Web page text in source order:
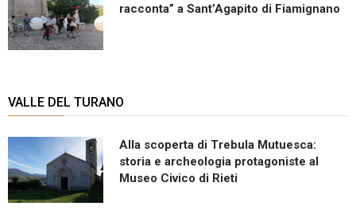
racconta” a Sant’Agapito di Fiamignano
VALLE DEL TURANO
Alla scoperta di Trebula Mutuesca:
storia e archeologia protagoniste al
Museo Civico di Rieti